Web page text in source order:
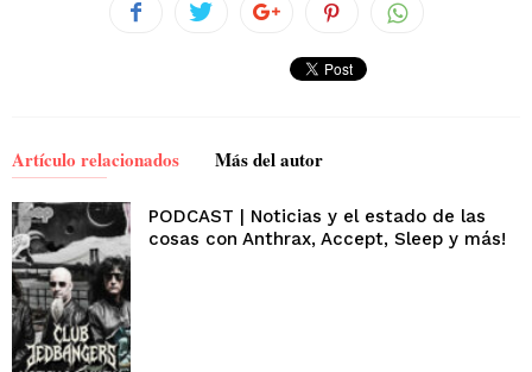
Artículo relacionados Más del autor
PODCAST | Noticias y el estado de las
cosas con Anthrax, Accept, Sleep y más!